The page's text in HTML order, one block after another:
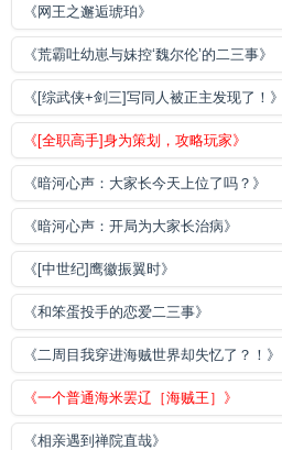
《网王之邂逅琥珀》
《荒霸吐幼崽与妹控‘魏尔伦’的二三事》
《[综武侠+剑三]写同人被正主发现了！》
《[全职高手]身为策划，攻略玩家》
《暗河心声：大家长今天上位了吗？》
《暗河心声：开局为大家长治病》
《[中世纪]鹰徽振翼时》
《和笨蛋投手的恋爱二三事》
《二周目我穿进海贼世界却失忆了？！》
《一个普通海米罢辽［海贼王］》
《相亲遇到禅院直哉》